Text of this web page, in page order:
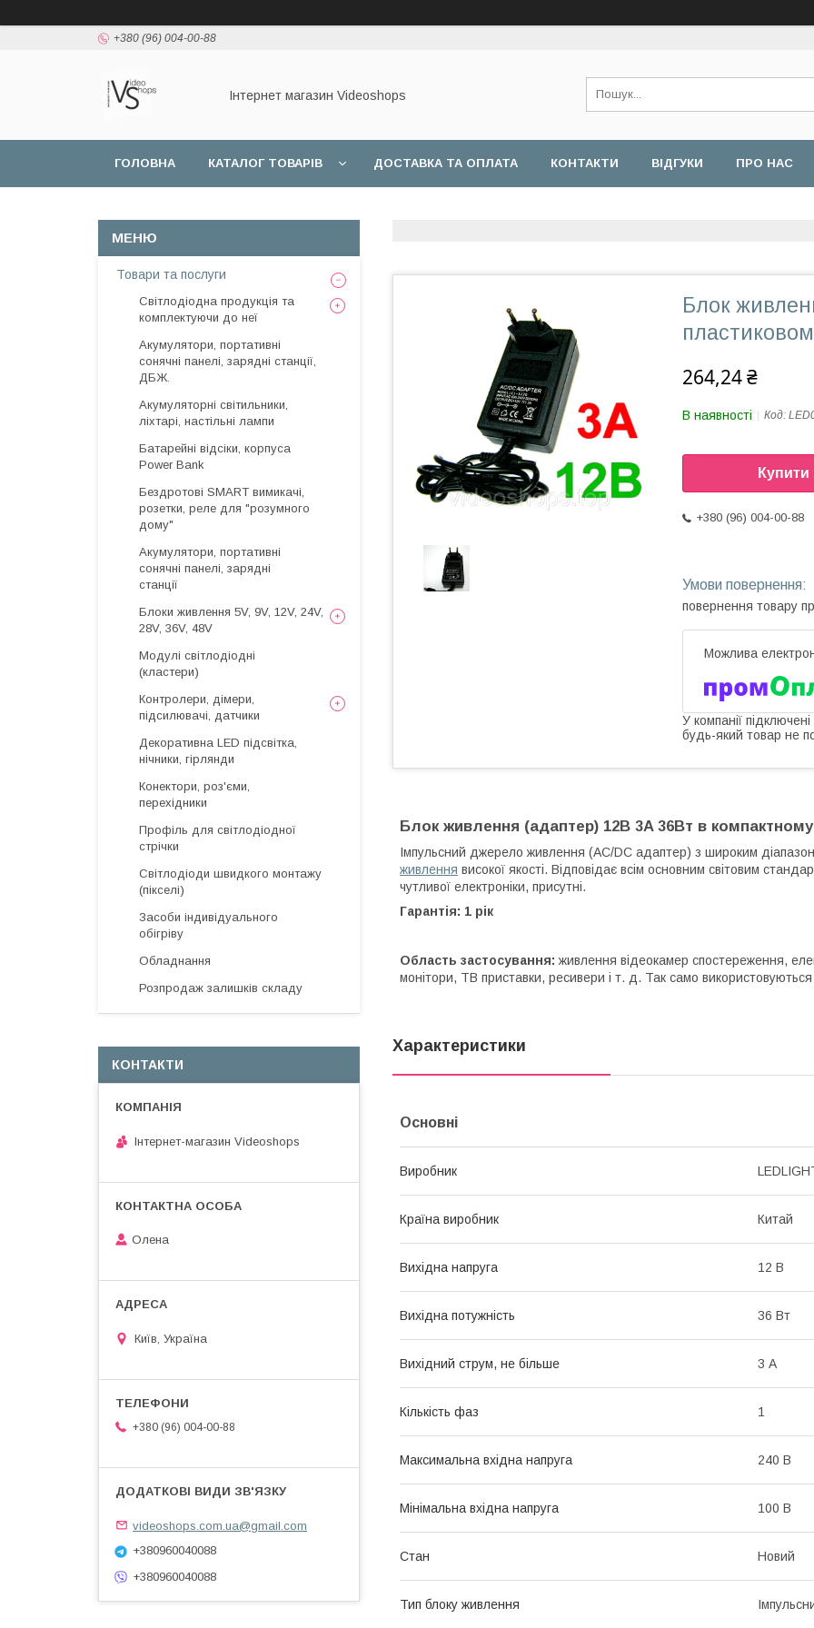
+380 (96) 004-00-88
Інтернет магазин Videoshops
ГОЛОВНА КАТАЛОГ ТОВАРІВ ДОСТАВКА ТА ОПЛАТА КОНТАКТИ ВІДГУКИ ПРО НАС
Блок
264,24 ₴
В наявності Код:
Купити
+380 (96) 004-00-88
повернення товару
У компанії
будь-який товар не
Блок живлення (адаптер) 12В 3A 36Вт в
Імпульсний джерело живлення (AC/DC адаптер) з широким
живлення високої якості. Відповідає всім основним світовим
чутливої електроніки, присутні.
Гарантія: 1 рік
Область застосування: живлення відеокамер спостереження,
монітори, ТВ приставки, ресивери і т. д. Так само
Характеристики
Основні
Виробник
Країна виробник Китай
Вихідна напруга 12 В
Вихідна потужність 36 Вт
Вихідний струм, не більше 3 А
Кількість фаз 1
Максимальна вхідна напруга 240 В
Мінімальна вхідна напруга 100 В
Стан Новий
Тип блоку живлення
Товари та послуги
Світлодіодна продукція та
комплектуючи до неї
Акумулятори, портативні
сонячні панелі, зарядні станції,
ДБЖ.
Акумуляторні світильники,
ліхтарі, настільні лампи
Батарейні відсіки, корпуса
Power Bank
Бездротові SMART вимикачі,
розетки, реле для "розумного
дому"
Акумулятори, портативні
сонячні панелі, зарядні
станції
Блоки живлення 5V, 9V, 12V, 24V,
28V, 36V, 48V
Модулі світлодіодні
(кластери)
Контролери, дімери,
підсилювачі, датчики
Декоративна LED підсвітка,
нічники, гірлянди
Конектори, роз'єми,
перехідники
Профіль для світлодіодної
стрічки
Світлодіоди швидкого монтажу
(пікселі)
Засоби індивідуального
обігріву
Обладнання
Розпродаж залишків складу
КОНТАКТИ
Інтернет-магазин Videoshops
Олена
Київ, Україна
+380 (96) 004-00-88
videoshops.com.ua@gmail.com
+380960040088
+380960040088